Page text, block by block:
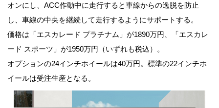
オンにし、ACC作動中に走行すると車線からの逸脱を防止
し、車線の中央を継続して走行するようにサポートする。
価格は「エスカレード プラチナム」が1890万円、「エスカレ
ード スポーツ」が1950万円（いずれも税込）。
オプションの24インチホイールは40万円。標準の22インチホ
イールは受注生産となる。